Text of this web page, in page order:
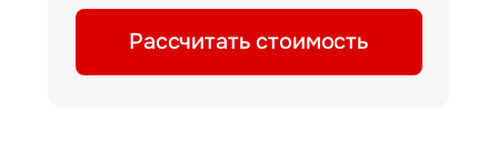
Рассчитать стоимость